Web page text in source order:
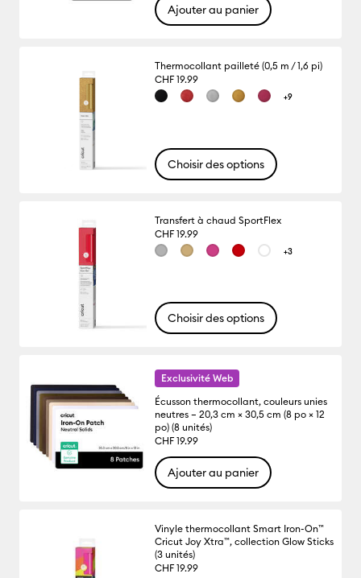
Ajouter au panier
Thermocollant pailleté (0,5 m / 1,6 pi)
CHF 19.99
+9
Choisir des options
Transfert à chaud SportFlex
CHF 19.99
+3
Choisir des options
Exclusivité Web
Écusson thermocollant, couleurs unies
neutres – 20,3 cm × 30,5 cm (8 po × 12
po) (8 unités)
CHF 19.99
Ajouter au panier
Vinyle thermocollant Smart Iron-On™
Cricut Joy Xtra™, collection Glow Sticks
(3 unités)
CHF 19.99